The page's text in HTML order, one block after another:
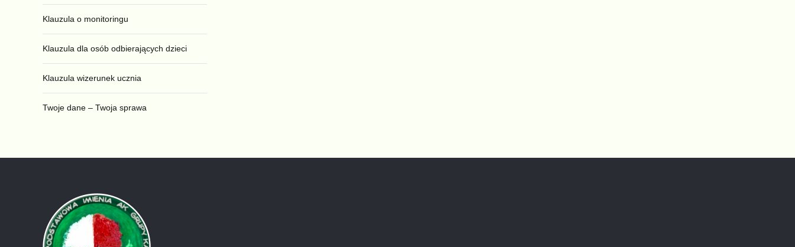
Klauzula o monitoringu
Klauzula dla osób odbierających dzieci
Klauzula wizerunek ucznia
Twoje dane – Twoja sprawa